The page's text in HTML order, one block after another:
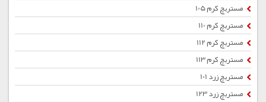
مستربچ کرم 105
مستربچ کرم 110
مستربچ کرم 112
مستربچ کرم 113
مستربچ زرد 101
مستربچ زرد 123